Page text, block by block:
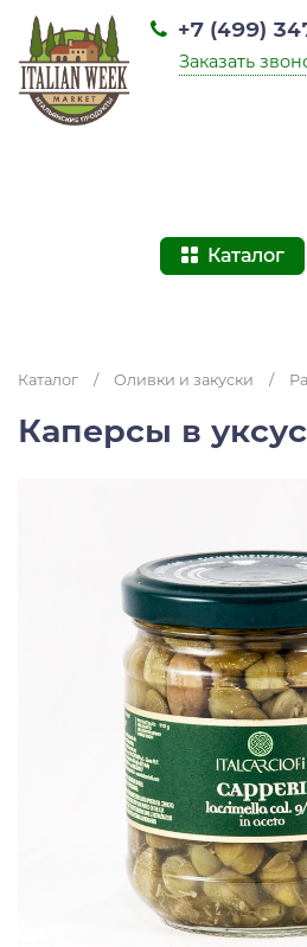
+7 (499)
Заказать
Каталог
Каталог / Оливки и закуски /
Каперсы в